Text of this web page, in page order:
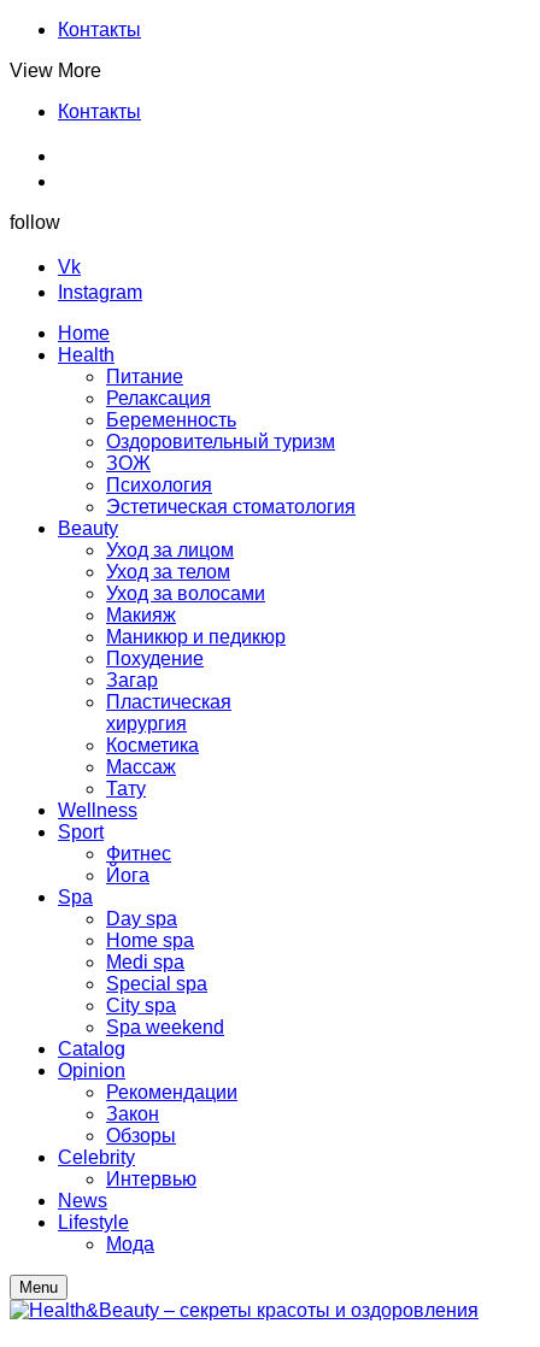
Контакты
View More
Контакты
follow
Vk
Instagram
Home
Health
Питание
Релаксация
Беременность
Оздоровительный туризм
ЗОЖ
Психология
Эстетическая стоматология
Beauty
Уход за лицом
Уход за телом
Уход за волосами
Макияж
Маникюр и педикюр
Похудение
Загар
Пластическая
хирургия
Косметика
Массаж
Тату
Wellness
Sport
Фитнес
Йога
Spa
Day spa
Home spa
Medi spa
Special spa
City spa
Spa weekend
Catalog
Opinion
Рекомендации
Закон
Обзоры
Celebrity
Интервью
News
Lifestyle
Мода
Menu